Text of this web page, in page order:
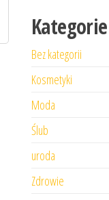
Kategorie
Bez kategorii
Kosmetyki
Moda
Ślub
uroda
Zdrowie